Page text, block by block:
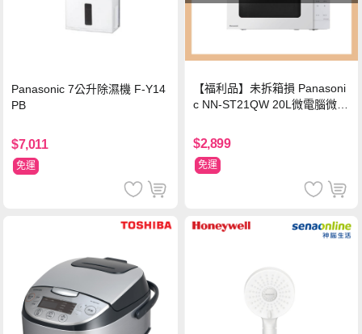
Panasonic 7公升除濕機 F-Y14
PB
$7,011
免運
【福利品】未拆箱損 Panasoni
c NN-ST21QW 20L微電腦微波
$2,899
免運